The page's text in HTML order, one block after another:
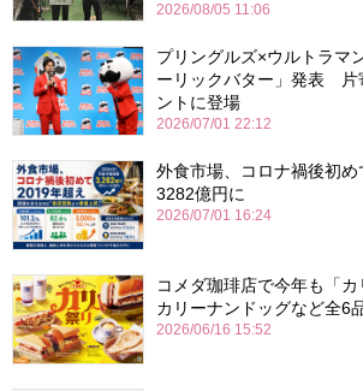
2026/08/05 11:06
プリングルズ×ウルトラマ
ーリックバター」発表 片
ントに登場
2026/07/01 22:12
外食市場、コロナ禍後初
3282億円に
2026/07/01 16:24
コメダ珈琲店で今年も「
カリーナンドッグなど全6
2026/06/16 15:52